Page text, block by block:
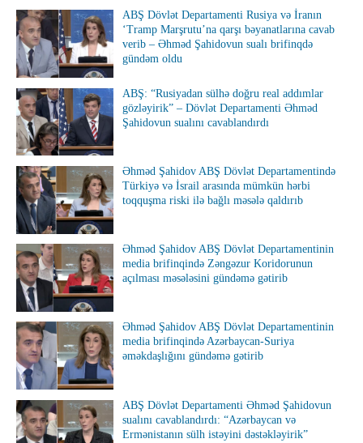
ABŞ Dövlət Departamenti Rusiya və İranın
‘Tramp Marşrutu’na qarşı bəyanatlarına cavab
verib – Əhməd Şahidovun sualı brifinqdə
gündəm oldu
ABŞ: “Rusiyadan sülhə doğru real addımlar
gözləyirik” – Dövlət Departamenti Əhməd
Şahidovun sualını cavablandırdı
Əhməd Şahidov ABŞ Dövlət Departamentində
Türkiyə və İsrail arasında mümkün hərbi
toqquşma riski ilə bağlı məsələ qaldırıb
Əhməd Şahidov ABŞ Dövlət Departamentinin
media brifinqində Zəngəzur Koridorunun
açılması məsələsini gündəmə gətirib
Əhməd Şahidov ABŞ Dövlət Departamentinin
media brifinqində Azərbaycan-Suriya
əməkdaşlığını gündəmə gətirib
ABŞ Dövlət Departamenti Əhməd Şahidovun
sualını cavablandırdı: “Azərbaycan və
Ermənistanın sülh istəyini dəstəkləyirik”